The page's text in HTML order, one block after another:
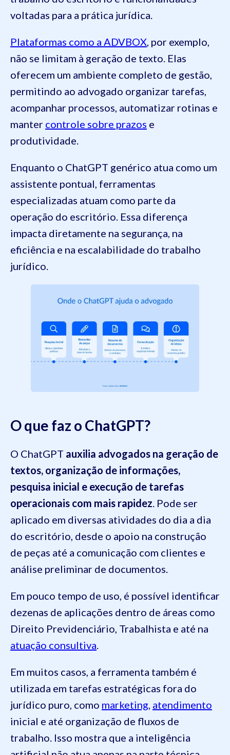
voltadas para a prática jurídica.
Plataformas como a ADVBOX, por exemplo,
não se limitam à geração de texto. Elas
oferecem um ambiente completo de gestão,
permitindo ao advogado organizar tarefas,
acompanhar processos, automatizar rotinas e
manter controle sobre prazos e
produtividade.
Enquanto o ChatGPT genérico atua como um
assistente pontual, ferramentas
especializadas atuam como parte da
operação do escritório. Essa diferença
impacta diretamente na segurança, na
eficiência e na escalabilidade do trabalho
jurídico.
O que faz o ChatGPT?
O ChatGPT auxilia advogados na geração de
textos, organização de informações,
pesquisa inicial e execução de tarefas
operacionais com mais rapidez. Pode ser
aplicado em diversas atividades do dia a dia
do escritório, desde o apoio na construção
de peças até a comunicação com clientes e
análise preliminar de documentos.
Em pouco tempo de uso, é possível identificar
dezenas de aplicações dentro de áreas como
Direito Previdenciário, Trabalhista e até na
atuação consultiva.
Em muitos casos, a ferramenta também é
utilizada em tarefas estratégicas fora do
jurídico puro, como marketing, atendimento
inicial e até organização de fluxos de
trabalho. Isso mostra que a inteligência